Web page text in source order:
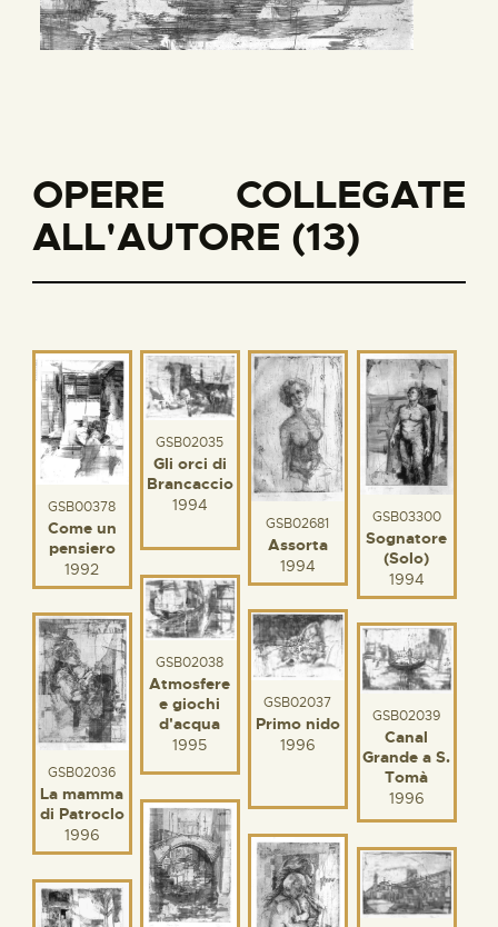
OPERE COLLEGATE
ALL'AUTORE (13)
GSB00378
Come un
pensiero
1992
GSB02035
Gli orci di
Brancaccio
1994
GSB02681
Assorta
1994
GSB03300
Sognatore
(Solo)
1994
GSB02038
Atmosfere
e giochi
d'acqua
1995
GSB02037
Primo nido
1996
GSB02036
La mamma
di Patroclo
1996
GSB02039
Canal
Grande a S.
Tomà
1996